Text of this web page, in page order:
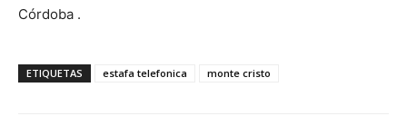
Córdoba .
ETIQUETAS estafa telefonica monte cristo